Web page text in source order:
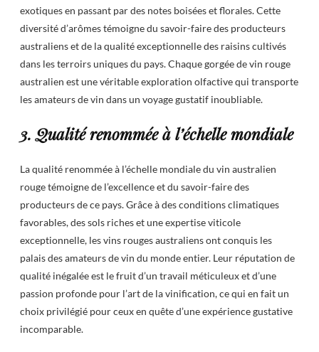
exotiques en passant par des notes boisées et florales. Cette
diversité d’arômes témoigne du savoir-faire des producteurs
australiens et de la qualité exceptionnelle des raisins cultivés
dans les terroirs uniques du pays. Chaque gorgée de vin rouge
australien est une véritable exploration olfactive qui transporte
les amateurs de vin dans un voyage gustatif inoubliable.
3. Qualité renommée à l’échelle mondiale
La qualité renommée à l’échelle mondiale du vin australien
rouge témoigne de l’excellence et du savoir-faire des
producteurs de ce pays. Grâce à des conditions climatiques
favorables, des sols riches et une expertise viticole
exceptionnelle, les vins rouges australiens ont conquis les
palais des amateurs de vin du monde entier. Leur réputation de
qualité inégalée est le fruit d’un travail méticuleux et d’une
passion profonde pour l’art de la vinification, ce qui en fait un
choix privilégié pour ceux en quête d’une expérience gustative
incomparable.